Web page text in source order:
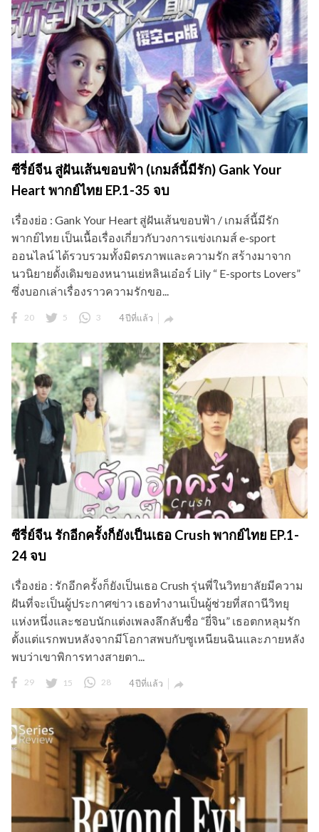
ซีรี่ย์จีน สู่ฝันเส้นขอบฟ้า (เกมส์นี้มีรัก) Gank Your
Heart พากย์ไทย EP.1-35 จบ
เรื่องย่อ : Gank Your Heart สู่ฝันเส้นขอบฟ้า / เกมส์นี้มีรัก
พากย์ไทย เป็นเนื้อเรื่องเกี่ยวกับวงการแข่งเกมส์ e-sport
ออนไลน์ ได้รวบรวมทั้งมิตรภาพและความรัก สร้างมาจาก
นวนิยายดั้งเดิมของหนานเย่หลินเอ๋อร์ Lily “ E-sports Lovers”
ซึ่งบอกเล่าเรื่องราวความรักขอ...
20 5 3 4 ปีที่แล้ว 
ซีรี่ย์จีน รักอีกครั้งก็ยังเป็นเธอ Crush พากย์ไทย EP.1-
24 จบ
เรื่องย่อ : รักอีกครั้งก็ยังเป็นเธอ Crush รุ่นพี่ในวิทยาลัยมีความ
ฝันที่จะเป็นผู้ประกาศข่าว เธอทำงานเป็นผู้ช่วยที่สถานีวิทยุ
แห่งหนึ่งและชอบนักแต่งเพลงลึกลับชื่อ “ยี่จิน” เธอตกหลุมรัก
ตั้งแต่แรกพบหลังจากมีโอกาสพบกับซูเหนียนฉินและภายหลัง
พบว่าเขาพิการทางสายตา...
29 15 28 4 ปีที่แล้ว 